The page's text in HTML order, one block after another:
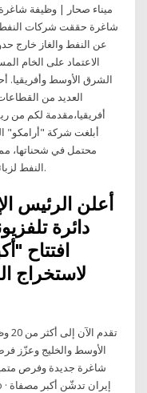
ميناء صحار | وظيفة
شاغرة حققت شركات النفط
عن النفط والغاز خارج
الاعتماد على الخام
الشرق الأوسط وأفريقيا.
العديد من
أفريقيا،مقدمة لكم من
أبلغت شركة "أرامكو"
محتمل في شحناتها،
النفط لزبائنها، بعد أسبوع من الهجمات التي تعرضت لها.
أعلن الرئيس
دائرة
افتتاح
لاستخراج
الأوسط والخليج وعزّز
شاغرة جديدة وفرص